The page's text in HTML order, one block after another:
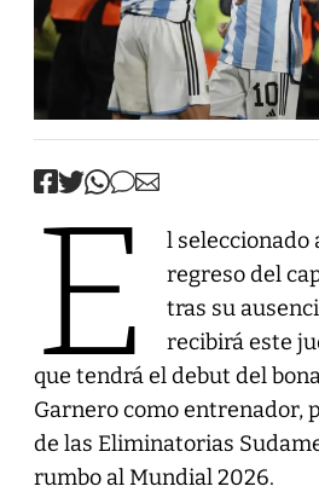
E
l seleccionado
regreso del
tras su
recibirá este
que tendrá el debut del
Garnero como entrenador,
de las Eliminatorias
rumbo al Mundial 2026.